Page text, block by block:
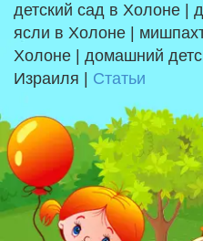
детский сад в Холоне |
ясли в Холоне |
Холоне | домашний
Израиля | Статьи